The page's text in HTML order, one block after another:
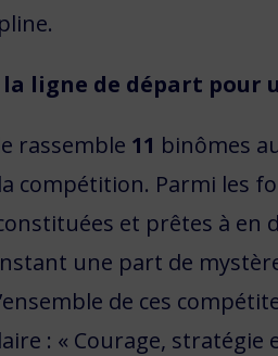
la ligne de départ pour
rassemble 11 binômes
compétition. Parmi les
et prêtes à en
une part de
de ces
: « Courage,